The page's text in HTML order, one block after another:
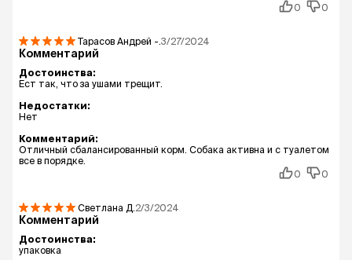
0
0
Тарасов Андрей -. 3/27/2024
Комментарий
Достоинства:
Ест так, что за ушами трещит.
Недостатки:
Нет
Комментарий:
Отличный сбалансированный корм. Собака активна и с туалетом
все в порядке.
0
0
Светлана Д. 2/3/2024
Комментарий
Достоинства:
упаковка